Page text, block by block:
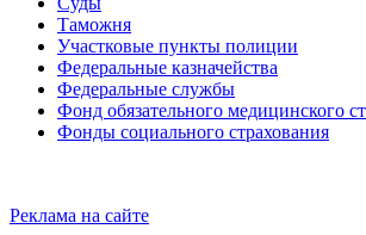
Таможня
Участковые пункты полиции
Федеральные казначейства
Федеральные службы
Фонд обязательного медицинского
Фонды социального страхования
Реклама на сайте